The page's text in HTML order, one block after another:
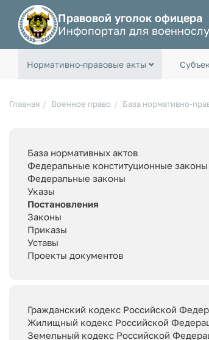
Правовой уголок офицера
Инфопортал для
Нормативно-правовые акты
Главная Военное право База нормативно-
База нормативных актов
Федеральные конституционные законы
Федеральные законы
Указы
Постановления
Законы
Приказы
Уставы
Проекты документов
Гражданский кодекс Российской
Жилищный кодекс Российской
Земельный кодекс Российской